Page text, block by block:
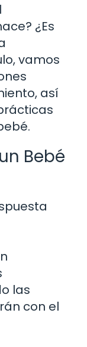
¿Es
vamos
así
Bebé
las
con el